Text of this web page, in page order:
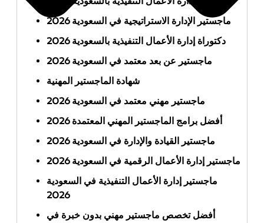
ماجستير الإدارة الاستراتيجية في السعودية 2026
دكتوراة إدارة الأعمال التنفيذية بالسعودية 2026
ماجستير عن بعد معتمد في السعودية 2026
شهادة الماجستير المهنية
ماجستير مهني معتمد في السعودية 2026
أفضل برامج الماجستير المهني المعتمدة 2026
ماجستير القيادة والإدارة في السعودية 2026
ماجستير إدارة الأعمال الرقمية في السعودية 2026
ماجستير إدارة الأعمال التنفيذية في السعودية
2026
أفضل تخصص ماجستير مهني بدون خبرة في